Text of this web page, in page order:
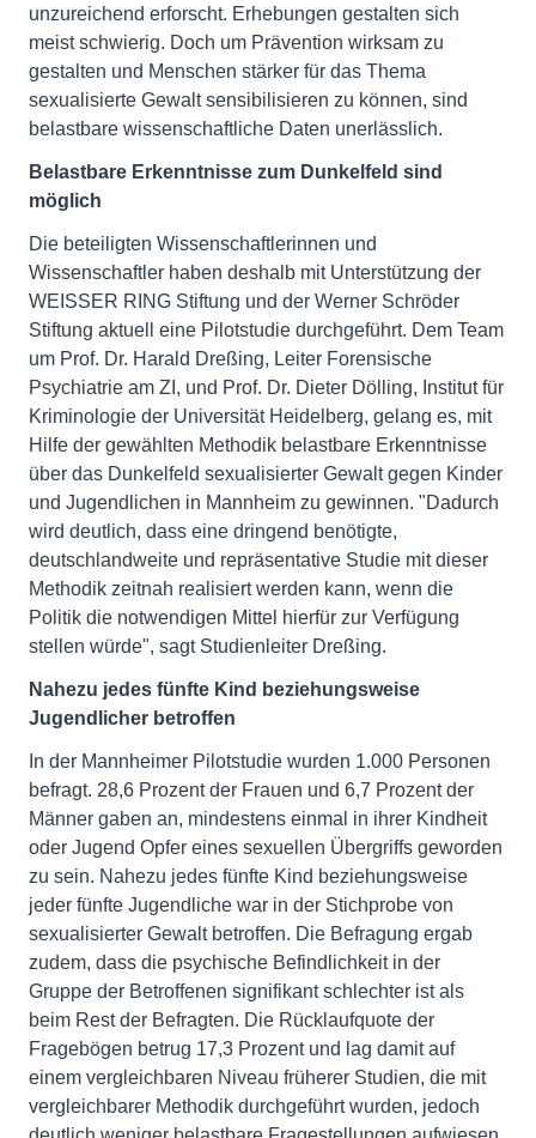
unzureichend erforscht. Erhebungen gestalten sich
meist schwierig. Doch um Prävention wirksam zu
gestalten und Menschen stärker für das Thema
sexualisierte Gewalt sensibilisieren zu können, sind
belastbare wissenschaftliche Daten unerlässlich.
Belastbare Erkenntnisse zum Dunkelfeld sind
möglich
Die beteiligten Wissenschaftlerinnen und
Wissenschaftler haben deshalb mit Unterstützung der
WEISSER RING Stiftung und der Werner Schröder
Stiftung aktuell eine Pilotstudie durchgeführt. Dem Team
um Prof. Dr. Harald Dreßing, Leiter Forensische
Psychiatrie am ZI, und Prof. Dr. Dieter Dölling, Institut für
Kriminologie der Universität Heidelberg, gelang es, mit
Hilfe der gewählten Methodik belastbare Erkenntnisse
über das Dunkelfeld sexualisierter Gewalt gegen Kinder
und Jugendlichen in Mannheim zu gewinnen. "Dadurch
wird deutlich, dass eine dringend benötigte,
deutschlandweite und repräsentative Studie mit dieser
Methodik zeitnah realisiert werden kann, wenn die
Politik die notwendigen Mittel hierfür zur Verfügung
stellen würde", sagt Studienleiter Dreßing.
Nahezu jedes fünfte Kind beziehungsweise
Jugendlicher betroffen
In der Mannheimer Pilotstudie wurden 1.000 Personen
befragt. 28,6 Prozent der Frauen und 6,7 Prozent der
Männer gaben an, mindestens einmal in ihrer Kindheit
oder Jugend Opfer eines sexuellen Übergriffs geworden
zu sein. Nahezu jedes fünfte Kind beziehungsweise
jeder fünfte Jugendliche war in der Stichprobe von
sexualisierter Gewalt betroffen. Die Befragung ergab
zudem, dass die psychische Befindlichkeit in der
Gruppe der Betroffenen signifikant schlechter ist als
beim Rest der Befragten. Die Rücklaufquote der
Fragebögen betrug 17,3 Prozent und lag damit auf
einem vergleichbaren Niveau früherer Studien, die mit
vergleichbarer Methodik durchgeführt wurden, jedoch